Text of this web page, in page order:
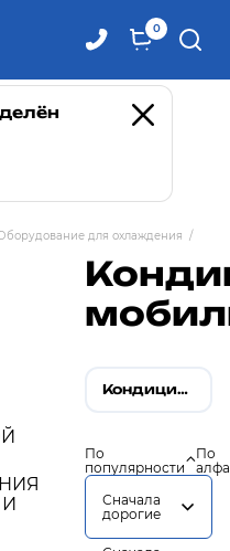
0
для охлаждения /
Кондиционеры мобильные
По
популярности
По
Сначала
дорогие